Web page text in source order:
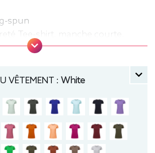
spun
Tee-shirt, manche courte,
rond
VÊTEMENT : White